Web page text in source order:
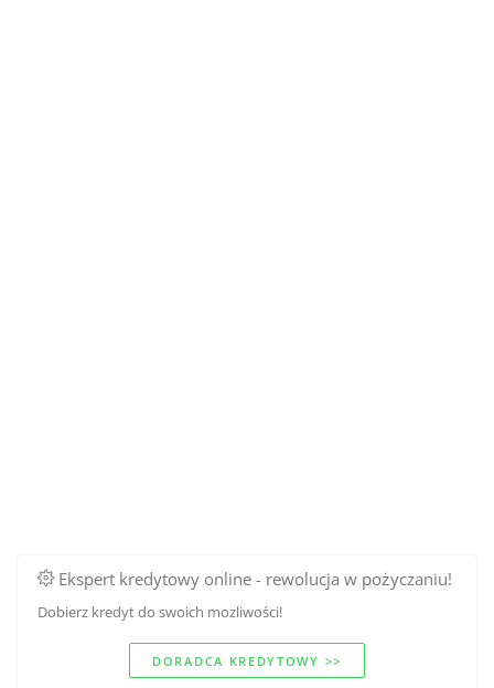
Ekspert kredytowy online - rewolucja w pożyczaniu!
Dobierz kredyt do swoich mozliwości!
DORADCA KREDYTOWY >>